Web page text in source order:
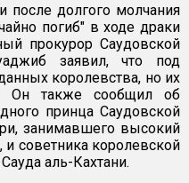
после долгого молчания
погиб" в ходе драки
прокурор Саудовской
заявил, что под
королевства, но их
Он также сообщил об
принца Саудовской
занимавшего высокий
и советника королевской
аль-Кахтани.